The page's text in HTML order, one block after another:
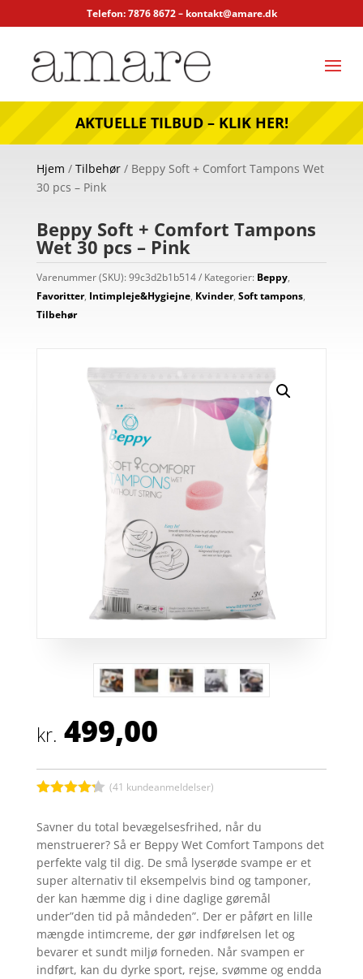
Telefon: 7876 8672 – kontakt@amare.dk
AKTUELLE TILBUD – KLIK HER!
Hjem / Tilbehør/ Beppy Soft + Comfort Tampons Wet
30 pcs – Pink
Beppy Soft + Comfort Tampons
Wet 30 pcs – Pink
Varenummer (SKU):99c3d2b1b514 Kategorier: Beppy,
Favoritter, Intimpleje&Hygiejne, Kvinder, Soft tampons,
Tilbehør
kr. 499,00
ud af 5
baseret
på
kundebedø
mmelser
(41 kundeanmeldelser)
Savner du total bevægelsesfrihed, når du
menstruerer? Så er Beppy Wet Comfort Tampons det
perfekte valg til dig. De små lyserøde svampe er et
super alternativ til eksempelvis bind og tamponer,
der kan hæmme dig i dine daglige gøremål
under”den tid på måndeden”. Der er påført en lille
mængde intimcreme, der gør indførelsen let og
bevarer et sundt miljø forneden. Når svampen er
indført, kan du dyrke sport, rejse, svømme og endda